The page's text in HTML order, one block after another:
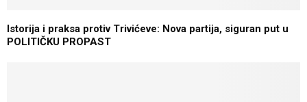
Istorija i praksa protiv Trivićeve: Nova partija, siguran put u
POLITIČKU PROPAST